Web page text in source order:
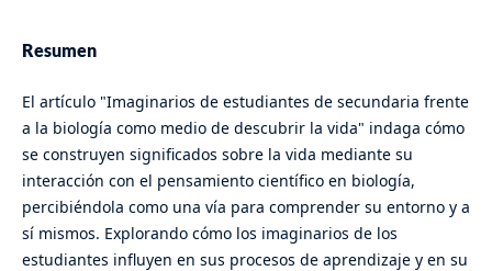
Resumen
El artículo "Imaginarios de estudiantes de secundaria frente
a la biología como medio de descubrir la vida" indaga cómo
se construyen significados sobre la vida mediante su
interacción con el pensamiento científico en biología,
percibiéndola como una vía para comprender su entorno y a
sí mismos. Explorando cómo los imaginarios de los
estudiantes influyen en sus procesos de aprendizaje y en su